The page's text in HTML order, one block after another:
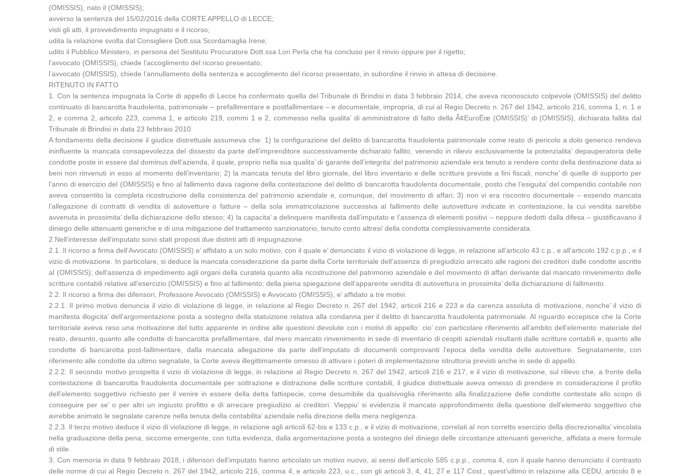
(OMISSIS), nato il (OMISSIS);
avverso la sentenza del 15/02/2016 della CORTE APPELLO di LECCE;
visti gli atti, il provvedimento impugnato e il ricorso;
udita la relazione svolta dal Consigliere Dott.ssa Scordamaglia Irene;
udito il Pubblico Ministero, in persona del Sostituto Procuratore Dott.ssa Lori Perla che ha concluso per il rinvio oppure per il rigetto;
l’avvocato (OMISSIS), chiede l’accoglimento del ricorso presentato;
l’avvocato (OMISSIS), chiede l’annullamento della sentenza e accoglimento del ricorso presentato, in subordine il rinvio in attesa di decisione.
RITENUTO IN FATTO
1. Con la sentenza impugnata la Corte di appello di Lecce ha confermato quella del Tribunale di Brindisi in data 3 febbraio 2014, che aveva riconosciuto colpevole (OMISSIS) del delitto
continuato di bancarotta fraudolenta, patrimoniale – prefallimentare e postfallimentare – e documentale, impropria, di cui al Regio Decreto n. 267 del 1942, articolo 216, comma 1, n. 1 e
2, e comma 2, articolo 223, comma 1, e articolo 219, commi 1 e 2, commesso nella qualita’ di amministratore di fatto della Ã¢EuroËœ (OMISSIS)’ di (OMISSIS), dichiarata fallita dal
Tribunale di Brindisi in data 23 febbraio 2010.
A fondamento della decisione il giudice distrettuale assumeva che: 1) la configurazione del delitto di bancarotta fraudolenta patrimoniale come reato di pericolo a dolo generico rendeva
ininfluente la mancata consapevolezza del dissesto da parte dell’imprenditore successivamente dichiarato fallito, venendo in rilievo esclusivamente la potenzialita’ depauperatoria delle
condotte poste in essere dal dominus dell’azienda, il quale, proprio nella sua qualita’ di garante dell’integrita’ del patrimonio aziendale era tenuto a rendere conto della destinazione data ai
beni non rinvenuti in esso al momento dell’inventario; 2) la mancata tenuta del libro giornale, del libro inventario e delle scritture previste a fini fiscali, nonche’ di quelle di supporto per
l’anno di esercizio del (OMISSIS) e fino al fallimento dava ragione della contestazione del delitto di bancarotta fraudolenta documentale, posto che l’esiguita’ del compendio contabile non
aveva consentito la completa ricostruzione della consistenza del patrimonio aziendale e, comunque, del movimento di affari; 3) non vi era riscontro documentale – essendo mancata
l’allegazione di contratti di vendita di autovetture o fatture – della sola immatricolazione successiva al fallimento delle autovetture indicate in contestazione, la cui vendita sarebbe
avvenuta in prossimita’ della dichiarazione dello stesso; 4) la capacita’ a delinquere manifesta dall’imputato e l’assenza di elementi positivi – neppure dedotti dalla difesa – giustificavano il
diniego delle attenuanti generiche e di una mitigazione del trattamento sanzionatorio, tenuto conto altresi’ della condotta complessivamente considerata.
2.Nell’interesse dell’imputato sono stati proposti due distinti atti di impugnazione.
2.1. Il ricorso a firma dell’Avvocato (OMISSIS) e’ affidato a un solo motivo, con il quale e’ denunciato il vizio di violazione di legge, in relazione all’articolo 43 c.p., e all’articolo 192 c.p.p., e il
vizio di motivazione. In particolare, si deduce la mancata considerazione da parte della Corte territoriale dell’assenza di pregiudizio arrecato alle ragioni dei creditori dalle condotte ascritte
al (OMISSIS); dell’assenza di impedimento agli organi della curatela quanto alla ricostruzione del patrimonio aziendale e del movimento di affari derivante dal mancato rinvenimento delle
scritture contabili relative all’esercizio (OMISSIS) e fino al fallimento; della piena spiegazione dell’apparente vendita di autovettura in prossimita’ della dichiarazione di fallimento.
2.2. Il ricorso a firma dei difensori, Professore Avvocato (OMISSIS) e Avvocato (OMISSIS), e’ affidato a tre motivi.
2.2.1. Il primo motivo denuncia il vizio di violazione di legge, in relazione al Regio Decreto n. 267 del 1942, articoli 216 e 223 e da carenza assoluta di motivazione, nonche’ il vizio di
manifesta illogicita’ dell’argomentazione posta a sostegno della statuizione relativa alla condanna per il delitto di bancarotta fraudolenta patrimoniale. Al riguardo eccepisce che la Corte
territoriale aveva reso una motivazione del tutto apparente in ordine alle questioni devolute con i motivi di appello: cio’ con particolare riferimento all’ambito dell’elemento materiale del
reato, desunto, quanto alle condotte di bancarotta prefallimentare, dal mero mancato rinvenimento in sede di inventario di cespiti aziendali risultanti dalle scritture contabili e, quanto alle
condotte di bancarotta post-fallimentare, dalla mancata allegazione da parte dell’imputato di documenti comprovanti l’epoca della vendita delle autovetture. Segnatamente, con
riferimento alle condotte da ultimo segnalate, la Corte aveva illegittimamente omesso di attivare i poteri di implementazione istruttoria previsti anche in sede di appello.
2.2.2. Il secondo motivo prospetta il vizio di violazione di legge, in relazione al Regio Decreto n. 267 del 1942, articoli 216 e 217, e il vizio di motivazione, sul rilievo che, a fronte della
contestazione di bancarotta fraudolenta documentale per sottrazione e distrazione delle scritture contabili, il giudice distrettuale aveva omesso di prendere in considerazione il profilo
dell’elemento soggettivo richiesto per il venire in essere della detta fattispecie, come desumibile da qualsivoglia riferimento alla finalizzazione delle condotte contestate allo scopo di
conseguire per se’ o per altri un ingiusto profitto e di arrecare pregiudizio ai creditori. Vieppiu’ si evidenzia il mancato approfondimento della questione dell’elemento soggettivo che
avrebbe animato le segnalate carenze nella tenuta della contabilita’ aziendale nella direzione della mera negligenza.
2.2.3. Il terzo motivo deduce il vizio di violazione di legge, in relazione agli articoli 62-bis e 133 c.p., e il vizio di motivazione, correlati al non corretto esercizio della discrezionalita’ vincolata
nella graduazione della pena, siccome emergente, con tutta evidenza, dalla argomentazione posta a sostegno del diniego delle circostanze attenuanti generiche, affidata a mere formule
di stile.
3. Con memoria in data 9 febbraio 2018, i difensori dell’imputato hanno articolato un motivo nuovo, ai sensi dell’articolo 585 c.p.p., comma 4, con il quale hanno denunciato il contrasto
delle norme di cui al Regio Decreto n. 267 del 1942, articolo 216, comma 4, e articolo 223, u.c., con gli articoli 3, 4, 41, 27 e 117 Cost., quest’ultimo in relazione alla CEDU, articolo 8 e